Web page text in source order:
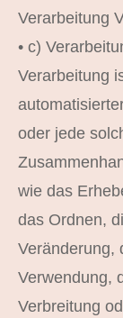
Verarbeitung
• c)
Verarbeitung
oder jede
wie das
das Ordnen,
Veränderung,
Verwendung,
Verbreitung